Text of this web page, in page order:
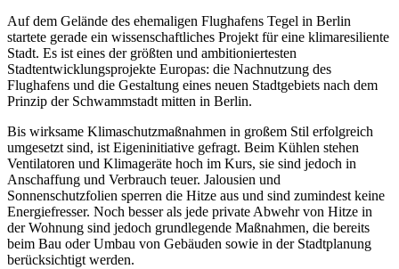
Auf dem Gelände des ehemaligen Flughafens Tegel in Berlin
startete gerade ein wissenschaftliches Projekt für eine klimaresiliente
Stadt. Es ist eines der größten und ambitioniertesten
Stadtentwicklungsprojekte Europas: die Nachnutzung des
Flughafens und die Gestaltung eines neuen Stadtgebiets nach dem
Prinzip der Schwammstadt mitten in Berlin.
Bis wirksame Klimaschutzmaßnahmen in großem Stil erfolgreich
umgesetzt sind, ist Eigeninitiative gefragt. Beim Kühlen stehen
Ventilatoren und Klimageräte hoch im Kurs, sie sind jedoch in
Anschaffung und Verbrauch teuer. Jalousien und
Sonnenschutzfolien sperren die Hitze aus und sind zumindest keine
Energiefresser. Noch besser als jede private Abwehr von Hitze in
der Wohnung sind jedoch grundlegende Maßnahmen, die bereits
beim Bau oder Umbau von Gebäuden sowie in der Stadtplanung
berücksichtigt werden.